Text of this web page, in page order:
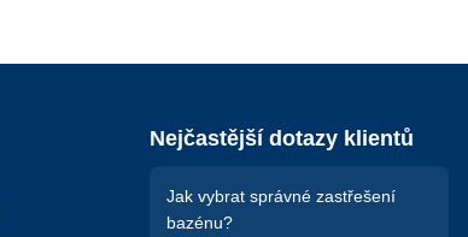
Nejčastější dotazy klientů
Jak vybrat správné zastřešení
bazénu?